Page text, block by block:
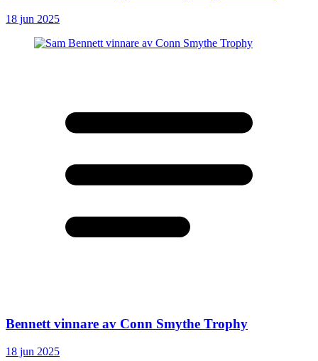
18 jun 2025
Bennett vinnare av Conn Smythe Trophy
18 jun 2025